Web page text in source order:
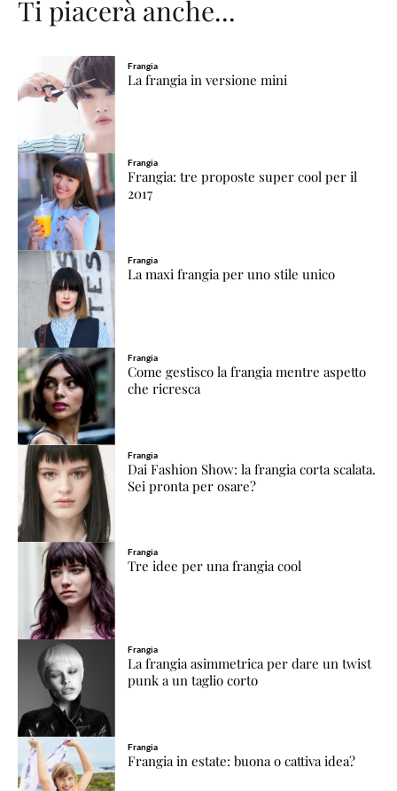
Ti piacerà anche...
Frangia
La frangia in versione mini
Frangia
Frangia: tre proposte super cool per il
2017
Frangia
La maxi frangia per uno stile unico
Frangia
Come gestisco la frangia mentre aspetto
che ricresca
Frangia
Dai Fashion Show: la frangia corta scalata.
Sei pronta per osare?
Frangia
Tre idee per una frangia cool
Frangia
La frangia asimmetrica per dare un twist
punk a un taglio corto
Frangia
Frangia in estate: buona o cattiva idea?